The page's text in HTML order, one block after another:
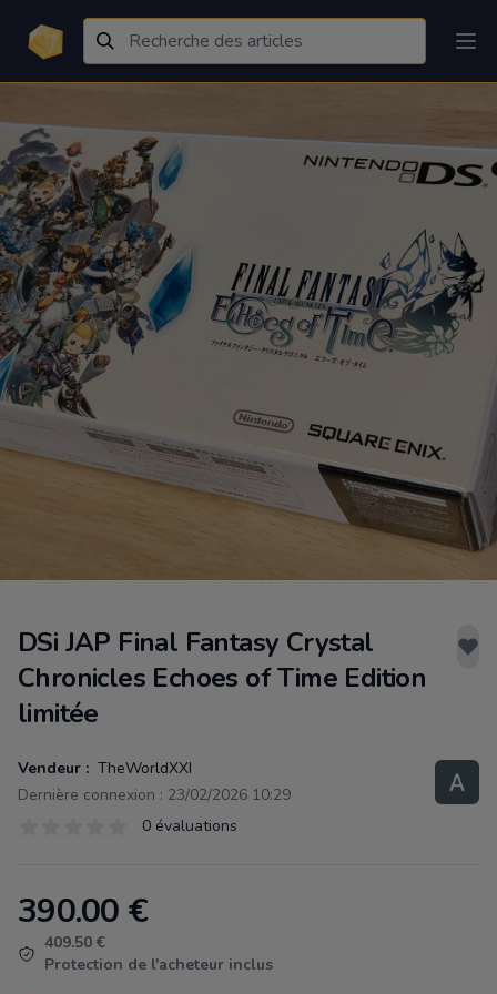
DSi JAP Final Fantasy Crystal
Chronicles Echoes of Time Edition
limitée
Vendeur : TheWorldXXI
Dernière connexion : 23/02/2026 10:29
0 évaluations
Product information
390.00 €
409.50 €
Protection de l'acheteur inclus